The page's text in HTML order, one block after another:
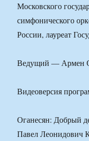
Московского
симфонического
России, лауреат
Ведущий — Армен
Видеоверсия
Оганесян: Добрый
Павел Леонидович